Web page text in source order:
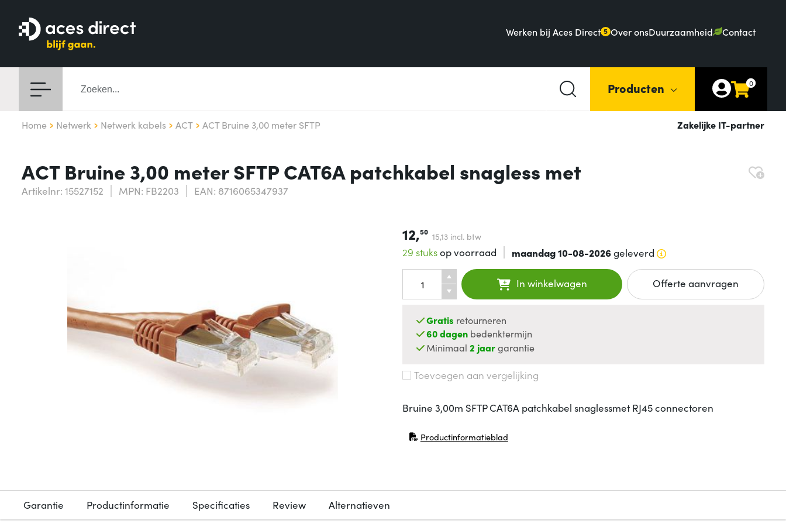
Werken bij Aces Direct 5 Over onsDuurzaamheid Contact
Producten 0
Home Netwerk Netwerk kabels ACT ACT Bruine 3,00 meter SFTP Zakelijke IT-partner
ACT Bruine 3,00 meter SFTP CAT6A patchkabel snagless met
Artikelnr: 15527152 MPN: FB2203 EAN: 8716065347937
12,50 15,13 incl. btw
29 stuksop voorraad maandag 10-08-2026geleverd
In winkelwagen Offerte aanvragen
Gratis retourneren
60 dagen bedenktermijn
Minimaal2 jaargarantie
Toevoegen aan vergelijking
Bruine 3,00m SFTP CAT6A patchkabel snaglessmet RJ45 connectoren
Productinformatieblad
(opent in nieuw venster)
Garantie Productinformatie Specificaties Review Alternatieven